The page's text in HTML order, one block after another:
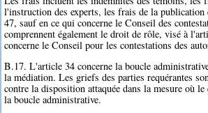
l'instruction des experts, les frais de la
47, sauf en ce qui concerne le Conseil des
comprennent également le droit de rôle, visé à
concerne le Conseil pour les contestations des
B.17. L'article 34 concerne la boucle
la médiation. Les griefs des parties requérantes
contre la disposition attaquée dans la mesure où
la boucle administrative.